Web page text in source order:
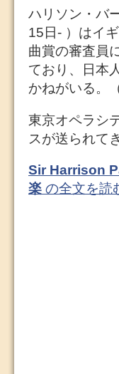
ハリソン・バ
15日- ）はイ
曲賞の審査員
ており、日本
かねがいる。
東京オペラシ
スが送られて
Sir Harrison
楽 の全文を読